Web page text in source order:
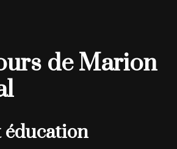
de Marion
éducation